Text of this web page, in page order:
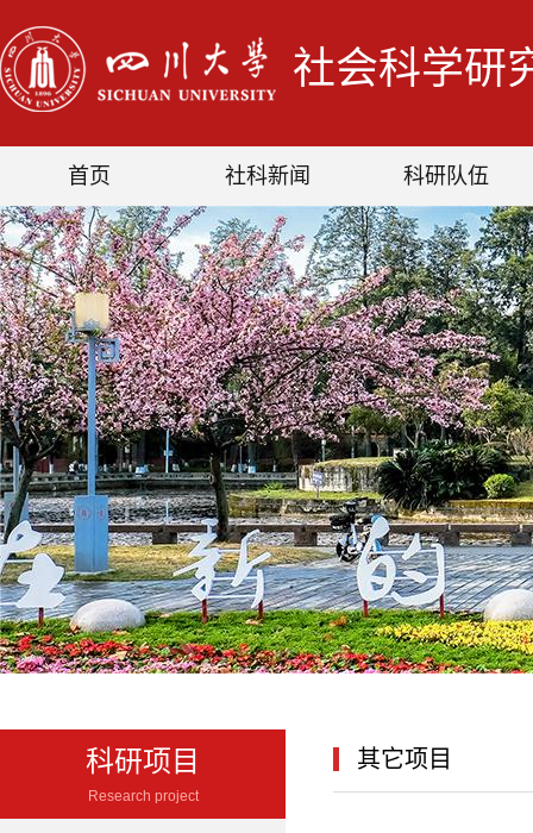
社会科学研
首页 社科新闻 科研队伍
科研项目
Research project
其它项目